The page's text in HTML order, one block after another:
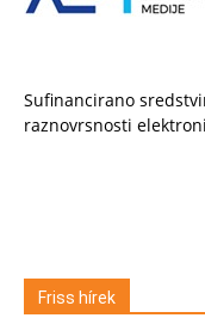
Sufinancirano
raznovrsnosti
Friss hírek